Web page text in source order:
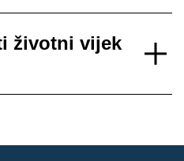
životni vijek